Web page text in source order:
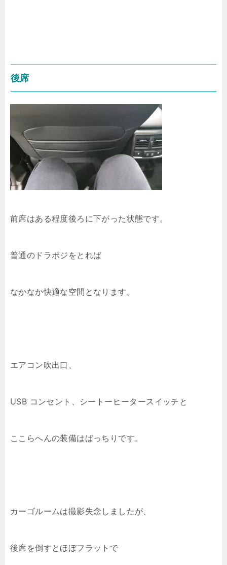
後席
前席はある程度後ろに下がった状態です。
普通のドラポジをとれば
なかなか快適な空間となります。
エアコン吹出口、
USB コンセント、シートーヒータースイッチと
ここらへんの装備はばっちりです。
カーゴルームは撮影失念しましたが、
後席を倒すとほぼフラットで